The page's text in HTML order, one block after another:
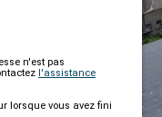
n'est pas
l'assistance
lorsque vous avez fini